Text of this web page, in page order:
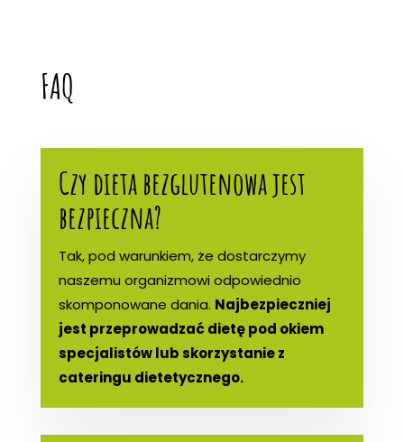
FAQ
Czy dieta bezglutenowa jest
bezpieczna?
Tak, pod warunkiem, że dostarczymy
naszemu organizmowi odpowiednio
skomponowane dania. Najbezpieczniej
jest przeprowadzać dietę pod okiem
specjalistów lub skorzystanie z
cateringu dietetycznego.